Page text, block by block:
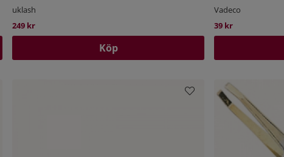
uklash
249 kr
Köp
Vadeco
39 kr